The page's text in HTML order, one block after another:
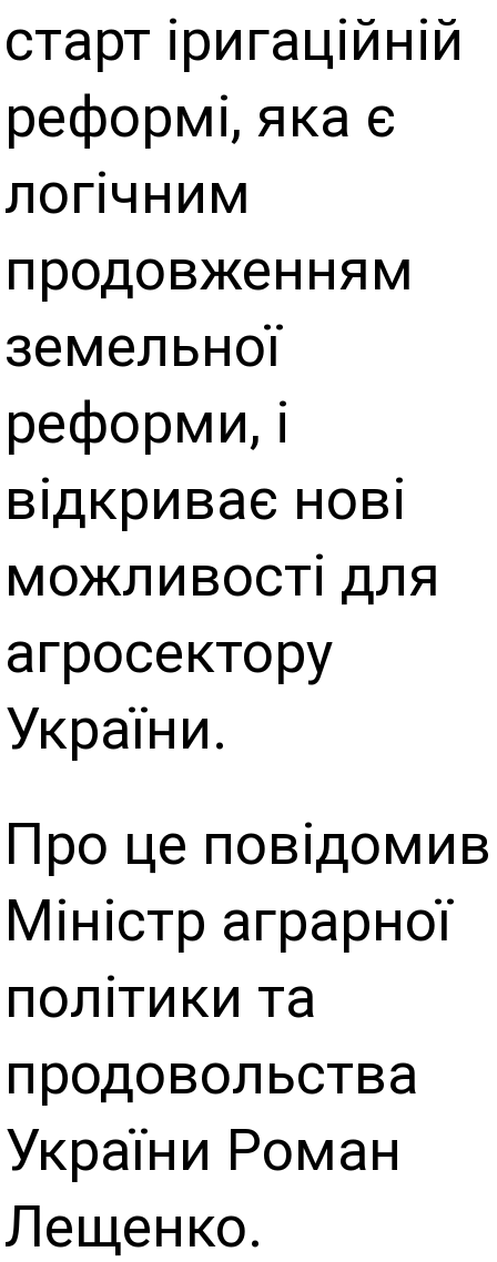
старт іригаційній
реформі, яка є
логічним
продовженням
земельної
реформи, і
відкриває нові
можливості для
агросектору
України.
Про це повідомив
Міністр аграрної
політики та
продовольства
України Роман
Лещенко.